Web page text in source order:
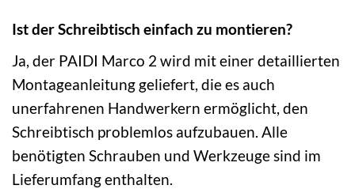
Ist der Schreibtisch einfach zu montieren?
Ja, der PAIDI Marco 2 wird mit einer detaillierten
Montageanleitung geliefert, die es auch
unerfahrenen Handwerkern ermöglicht, den
Schreibtisch problemlos aufzubauen. Alle
benötigten Schrauben und Werkzeuge sind im
Lieferumfang enthalten.